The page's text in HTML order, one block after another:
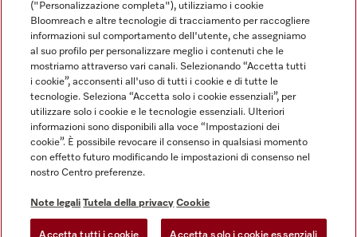
Note Legali
Tutela della privacy
Miele su YoutubeMiele su Instagram
Miele su Facebook
Miele on Pinterest
Miele su LinkedIn
("Personalizzazione completa"), utilizziamo i cookie
Bloomreach e altre tecnologie di tracciamento per raccogliere
informazioni sul comportamento dell'utente, che assegniamo
al suo profilo per personalizzare meglio i contenuti che le
mostriamo attraverso vari canali. Selezionando “Accetta tutti
i cookie”, acconsenti all'uso di tutti i cookie e di tutte le
tecnologie. Seleziona “Accetta solo i cookie essenziali”, per
utilizzare solo i cookie e le tecnologie essenziali. Ulteriori
informazioni sono disponibili alla voce “Impostazioni dei
cookie”. È possibile revocare il consenso in qualsiasi momento
con effetto futuro modificando le impostazioni di consenso nel
nostro Centro preferenze.
Note legali Tutela della privacy Cookie